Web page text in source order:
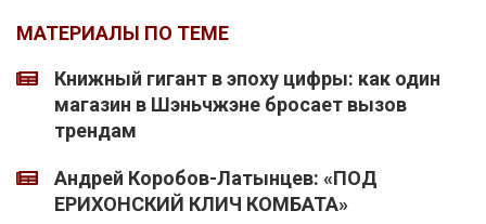
МАТЕРИАЛЫ ПО ТЕМЕ
Книжный гигант в эпоху цифры: как один
магазин в Шэньчжэне бросает вызов
трендам
Андрей Коробов-Латынцев: «ПОД
ЕРИХОНСКИЙ КЛИЧ КОМБАТА»